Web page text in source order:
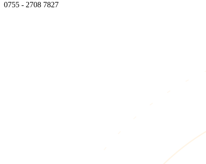
0755 - 2708 7827